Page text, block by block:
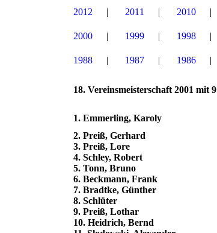
2012 2011 2010
2000 1999 1998
1988 1987 1986
18. Vereinsmeisterschaft 2001 mit
1. Emmerling, Karoly 7
2. Preiß, Gerhard 7
3. Preiß, Lore
4. Schley,
5. Tonn, Bruno 5
6. Beckmann,
7. Bradtke,
8. Schlüter 5
9. Preiß, Lothar 4
10. Heidrich,